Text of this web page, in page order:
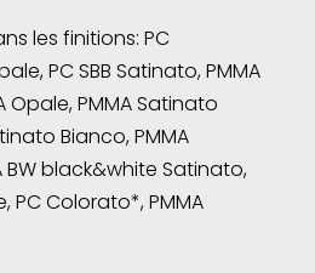
les finitions: PC
PC SBB Satinato, PMMA
Opale, PMMA Satinato
Bianco, PMMA
BW black&white Satinato,
PC Colorato*, PMMA